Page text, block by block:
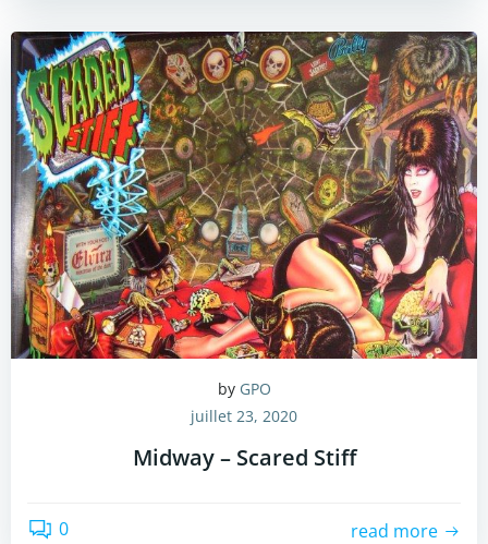
by GPO
juillet 23, 2020
Midway – Scared Stiff
0 read more